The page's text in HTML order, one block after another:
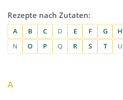
Rezepte nach Zutaten:
A B C D E F G H
N
O P Q R S T U
A